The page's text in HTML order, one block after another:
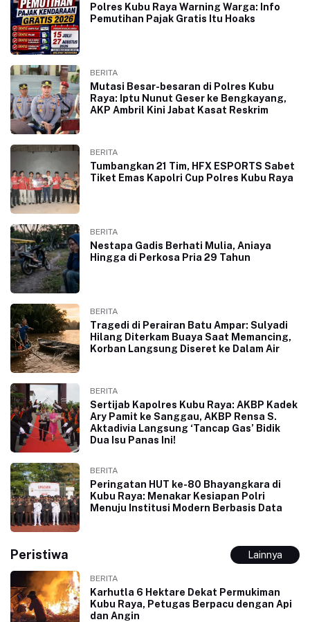
Polres Kubu Raya Warning Warga: Info
Pemutihan Pajak Gratis Itu Hoaks
BERITA
Mutasi Besar-besaran di Polres Kubu
Raya: Iptu Nunut Geser ke Bengkayang,
AKP Ambril Kini Jabat Kasat Reskrim
BERITA
Tumbangkan 21 Tim, HFX ESPORTS Sabet
Tiket Emas Kapolri Cup Polres Kubu Raya
BERITA
Nestapa Gadis Berhati Mulia, Aniaya
Hingga di Perkosa Pria 29 Tahun
BERITA
Tragedi di Perairan Batu Ampar: Sulyadi
Hilang Diterkam Buaya Saat Memancing,
Korban Langsung Diseret ke Dalam Air
BERITA
Sertijab Kapolres Kubu Raya: AKBP Kadek
Ary Pamit ke Sanggau, AKBP Rensa S.
Aktadivia Langsung ‘Tancap Gas’ Bidik
Dua Isu Panas Ini!
BERITA
Peringatan HUT ke-80 Bhayangkara di
Kubu Raya: Menakar Kesiapan Polri
Menuju Institusi Modern Berbasis Data
Peristiwa Lainnya
BERITA
Karhutla 6 Hektare Dekat Permukiman
Kubu Raya, Petugas Berpacu dengan Api
dan Angin